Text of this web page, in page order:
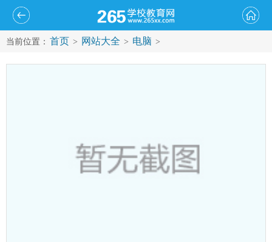
当前位置： 首页 > 网站大全 > 电脑 >